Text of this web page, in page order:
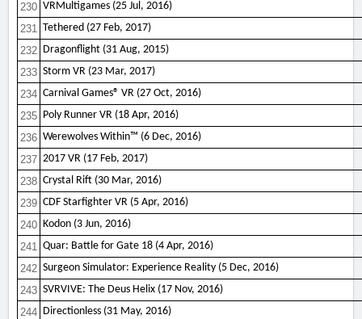
230 VRMultigames (25 Jul, 2016)
231 Tethered (27 Feb, 2017)
232 Dragonflight (31 Aug, 2015)
233 Storm VR (23 Mar, 2017)
234 Carnival Games® VR (27 Oct, 2016)
235 Poly Runner VR (18 Apr, 2016)
236 Werewolves Within™ (6 Dec, 2016)
237 2017 VR (17 Feb, 2017)
238 Crystal Rift (30 Mar, 2016)
239 CDF Starfighter VR (5 Apr, 2016)
240 Kodon (3 Jun, 2016)
241 Quar: Battle for Gate 18 (4 Apr, 2016)
242 Surgeon Simulator: Experience Reality (5 Dec, 2016)
243 SVRVIVE: The Deus Helix (17 Nov, 2016)
244 Directionless (31 May, 2016)